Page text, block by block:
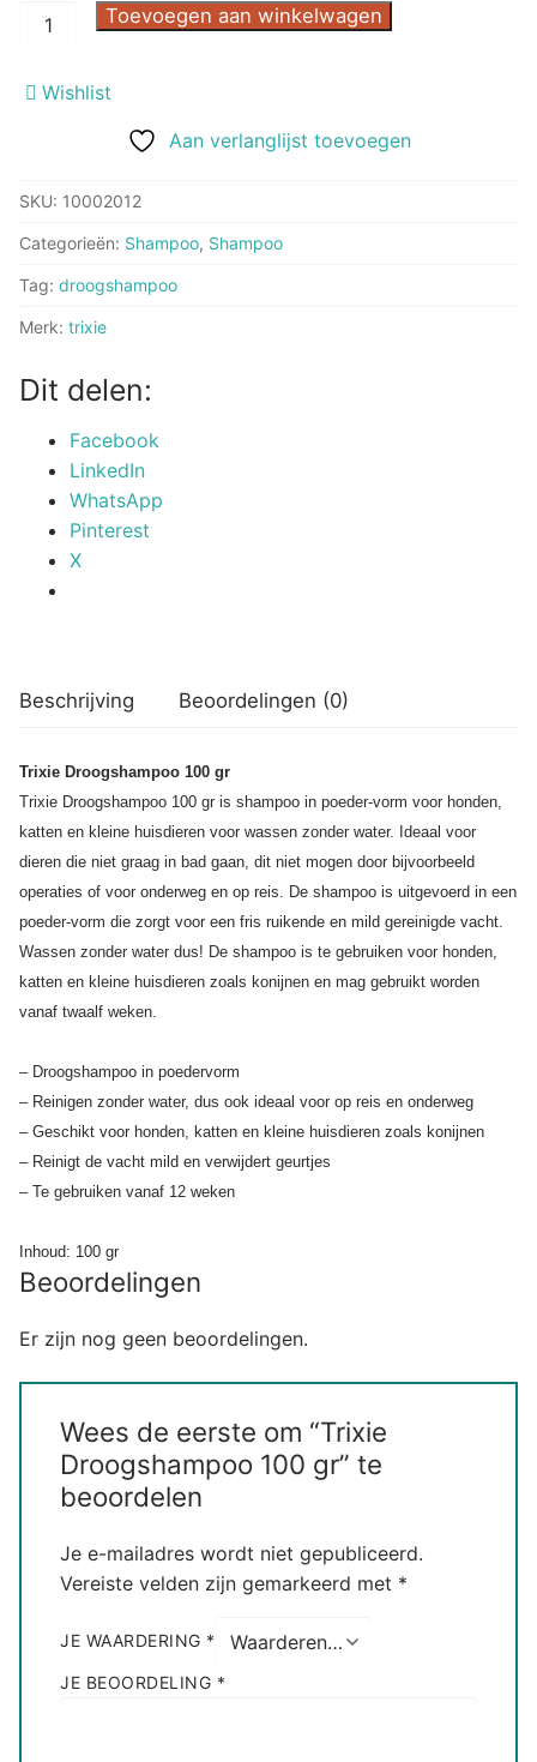
Trixie
gr
Toevoegen aan winkelwagen
Wishlist
Aan verlanglijst toevoegen
SKU: 10002012
Categorieën: Shampoo, Shampoo
Tag: droogshampoo
Merk: trixie
Dit delen:
Facebook
LinkedIn
WhatsApp
Pinterest
X
Beschrijving Beoordelingen (0)
Trixie Droogshampoo 100 gr
Trixie Droogshampoo 100 gr is shampoo in poeder-vorm voor honden,
katten en kleine huisdieren voor wassen zonder water. Ideaal voor
dieren die niet graag in bad gaan, dit niet mogen door bijvoorbeeld
operaties of voor onderweg en op reis. De shampoo is uitgevoerd in een
poeder-vorm die zorgt voor een fris ruikende en mild gereinigde vacht.
Wassen zonder water dus! De shampoo is te gebruiken voor honden,
katten en kleine huisdieren zoals konijnen en mag gebruikt worden
vanaf twaalf weken.
– Droogshampoo in poedervorm
– Reinigen zonder water, dus ook ideaal voor op reis en onderweg
– Geschikt voor honden, katten en kleine huisdieren zoals konijnen
– Reinigt de vacht mild en verwijdert geurtjes
– Te gebruiken vanaf 12 weken
Inhoud: 100 gr
Beoordelingen
Er zijn nog geen beoordelingen.
Wees de eerste om “Trixie
Droogshampoo 100 gr” te
beoordelen
Je e-mailadres wordt niet gepubliceerd.
Vereiste velden zijn gemarkeerd met *
JE WAARDERING *
JE BEOORDELING *